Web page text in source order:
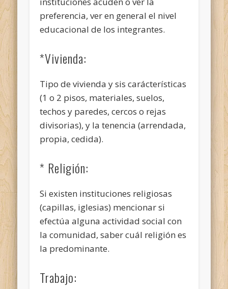
preferencia, ver en general el nivel
educacional de los integrantes.
*Vivienda:
Tipo de vivienda y sis carácterísticas
(1 o 2 pisos, materiales, suelos,
techos y paredes, cercos o rejas
divisorias), y la tenencia (arrendada,
propia, cedida).
* Religión:
Si existen instituciones religiosas
(capillas, iglesias) mencionar si
efectúa alguna actividad social con
la comunidad, saber cuál religión es
la predominante.
Trabajo: